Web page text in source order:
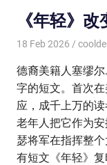
《年轻》
18 Feb 2026
德裔美籍人塞缪
字的短文。首次
应，成千上万的
老年人把它作为
瑟将军在指挥整
有短文《年轻》